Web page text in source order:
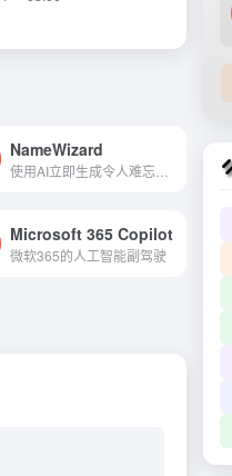
NameWizard
Microsoft 365 Copilot
微软365的人工智能副驾驶